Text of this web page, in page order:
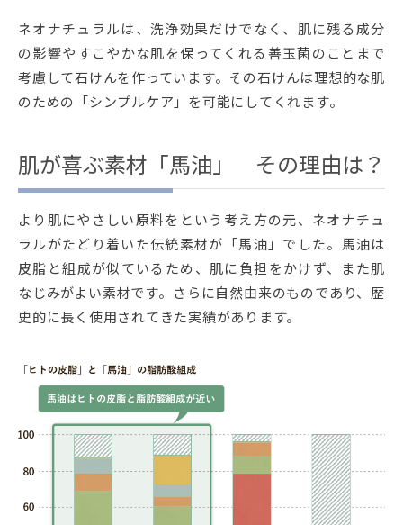
ネオナチュラルは、洗浄効果だけでなく、肌に残る成分
の影響やすこやかな肌を保ってくれる善玉菌のことまで
考慮して石けんを作っています。その石けんは理想的な肌
のための「シンプルケア」を可能にしてくれます。
肌が喜ぶ素材「馬油」 その理由は？
より肌にやさしい原料をという考え方の元、ネオナチュ
ラルがたどり着いた伝統素材が「馬油」でした。馬油は
皮脂と組成が似ているため、肌に負担をかけず、また肌
なじみがよい素材です。さらに自然由来のものであり、歴
史的に長く使用されてきた実績があります。